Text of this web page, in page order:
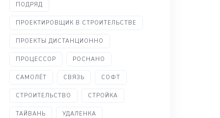
ПОДРЯД
ПРОЕКТИРОВЩИК В СТРОИТЕЛЬСТВЕ
ПРОЕКТЫ ДИСТАНЦИОННО
ПРОЦЕССОР РОСНАНО
САМОЛЁТ СВЯЗЬ СОФТ
СТРОИТЕЛЬСТВО СТРОЙКА
ТАЙВАНЬ УДАЛЕНКА